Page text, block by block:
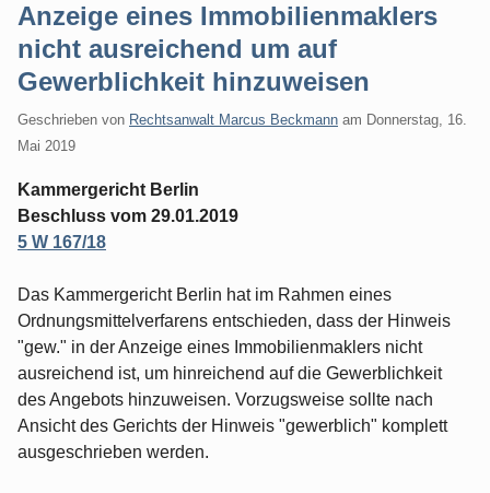
Anzeige eines Immobilienmaklers
nicht ausreichend um auf
Gewerblichkeit hinzuweisen
Geschrieben von Rechtsanwalt Marcus Beckmann am Donnerstag, 16.
Mai 2019
Kammergericht Berlin
Beschluss vom 29.01.2019
5 W 167/18
Das Kammergericht Berlin hat im Rahmen eines
Ordnungsmittelverfarens entschieden, dass der Hinweis
"gew." in der Anzeige eines Immobilienmaklers nicht
ausreichend ist, um hinreichend auf die Gewerblichkeit
des Angebots hinzuweisen. Vorzugsweise sollte nach
Ansicht des Gerichts der Hinweis "gewerblich" komplett
ausgeschrieben werden.